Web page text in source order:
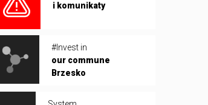
i komunikaty
#Invest in
our commune
Brzesko